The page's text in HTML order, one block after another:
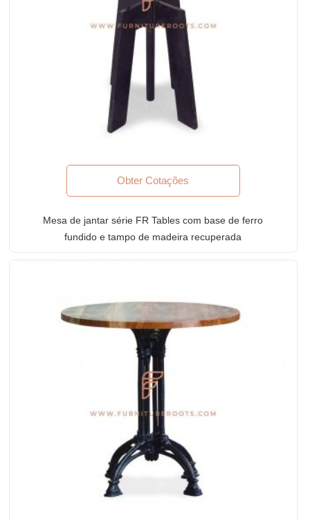
Obter Cotações
Mesa de jantar série FR Tables com base de ferro
fundido e tampo de madeira recuperada